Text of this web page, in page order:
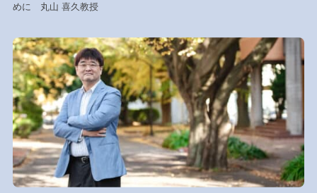
めに 丸山 喜久教授